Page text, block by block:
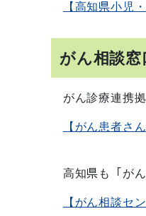
【高知県小児
がん相談窓
がん診療連携拠
【がん患者さ
高知県も「がん
【がん相談セ